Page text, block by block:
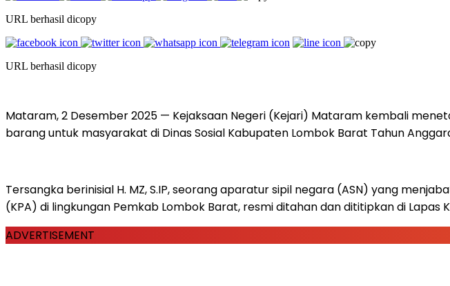
URL berhasil dicopy
URL berhasil dicopy
Mataram, 2 Desember 2025 — Kejaksaan Negeri (Kejari) Mataram kembali
barang untuk masyarakat di Dinas Sosial Kabupaten Lombok Barat Tahun
Tersangka berinisial H. MZ, S.IP, seorang aparatur sipil negara (ASN) yang
(KPA) di lingkungan Pemkab Lombok Barat, resmi ditahan dan dititipkan di Lapas
ADVERTISEMENT